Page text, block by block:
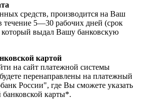
средств, производится на Ваш
течение 5—30 рабочих дней (срок
который выдал Вашу банковскую
картой
на сайт платежной системы
перенаправлены на платежный
России", где Вы сможете указать
карты*.